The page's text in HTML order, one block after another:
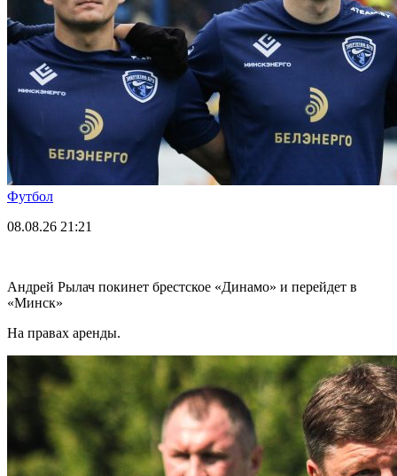
Футбол
08.08.26 21:21
Андрей Рылач покинет брестское «Динамо» и перейдет в
«Минск»
На правах аренды.